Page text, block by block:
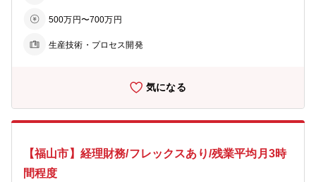
いたり、将来的には管理職としてマネジメントに携わっていただくこ
び製造環境の構築 ・半導体レジスト材料のラボ検討 ・生産技術部門
【将来携わることが可能な業務】 ・電子材料系の機能性材料に関する
500万円〜700万円
生産技術・プロセス開発
気になる
【福山市】経理財務/フレックスあり/残業平均月3時
間程度